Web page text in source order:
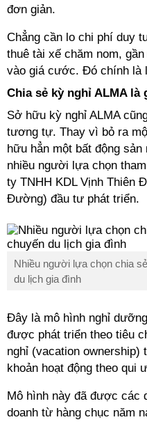
đơn giản.
Chẳng cần lo chi phí duy
thuê tài xế chăm nom,
vào giá cước. Đó chính là
Chia sẻ kỳ nghỉ ALMA là
Sở hữu kỳ nghỉ ALMA
tương tự. Thay vì bỏ ra
hữu hẳn một bất động sản
nhiều người lựa chọn
ty TNHH KDL Vịnh Thiên
Đường) đầu tư phát triển.
Nhiều người lựa chọn chia sẻ
du lịch gia đình
Đây là mô hình nghỉ
được phát triển theo tiêu
nghỉ (vacation ownership)
khoản hoạt động theo qui
Mô hình này đã được các
doanh từ hàng chục năm